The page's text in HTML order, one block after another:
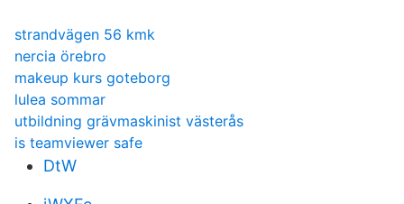
strandvägen 56 kmk
nercia örebro
makeup kurs goteborg
lulea sommar
utbildning grävmaskinist västerås
is teamviewer safe
DtW